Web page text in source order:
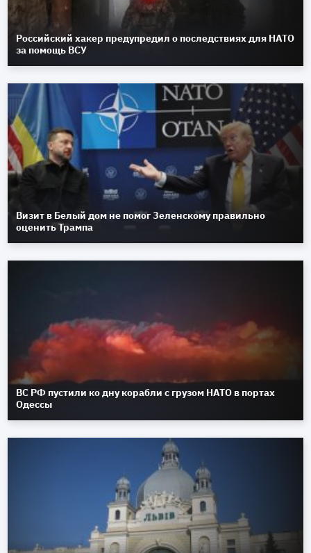
Российский хакер предупредил о последствиях для НАТО
за помощь ВСУ
Визит в Белый дом не помог Зеленскому правильно
оценить Трампа
ВС РФ пустили ко дну корабли с грузом НАТО в портах
Одессы